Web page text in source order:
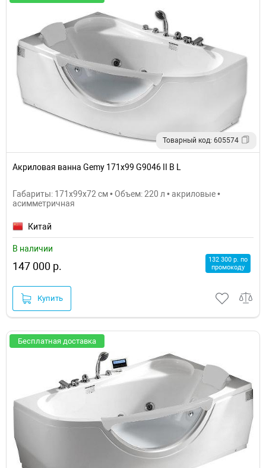
Товарный код: 605574
Акриловая ванна Gemy 171x99 G9046 II B L
Габариты: 171x99x72 см • Объем: 220 л • акриловые •
асимметричная
Китай
В наличии
147 000 р.
132 300 р. по
промокоду
Купить
Бесплатная доставка